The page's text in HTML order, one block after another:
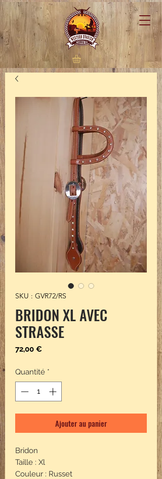
SKU : GVR72/RS
BRIDON XL AVEC
STRASSE
72,00 €Prix
Quantité *
Ajouter au panier
Bridon
Taille : Xl
Couleur : Russet